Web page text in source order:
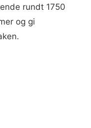
rundt 1750
og gi